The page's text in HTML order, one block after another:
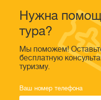
Нужна
тура?
Мы поможем!
бесплатную
туризму.
Ваш номер телефона